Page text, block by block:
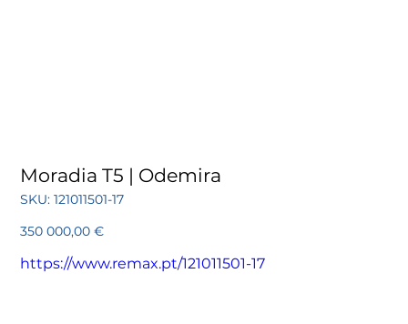
Moradia T5 | Odemira
SKU: SKU
121011501-
121011501-17
Preço
350 000,00 €
https://www.remax.pt/121011501-17